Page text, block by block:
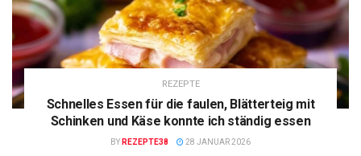
REZEPTE
Schnelles Essen für die faulen, Blätterteig mit
Schinken und Käse konnte ich ständig essen
BY REZEPTE38 28 JANUAR 2026